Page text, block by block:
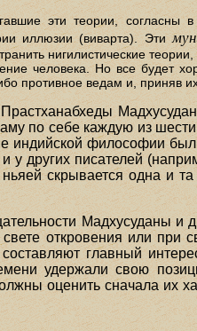
эти теории, согласны
иллюзии (виварта). Эти
нигилистические
человека. Но все
противное ведам и, приняв
по себе каждую из
индийской философии
других писателей
скрывается одна и
Мадхусуданы и
откровения или при
главный
удержали свою
оценить сначала их